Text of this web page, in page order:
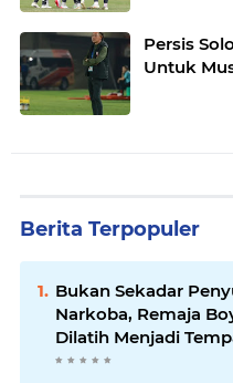
Persis
Untuk
Berita Terpopuler
Bukan Sekadar
Narkoba, Remaja
Dilatih Menjadi
yang Aman bagi